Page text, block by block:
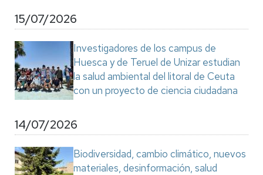
15/07/2026
Investigadores de los campus de
Huesca y de Teruel de Unizar estudian
la salud ambiental del litoral de Ceuta
con un proyecto de ciencia ciudadana
14/07/2026
Biodiversidad, cambio climático, nuevos
materiales, desinformación, salud